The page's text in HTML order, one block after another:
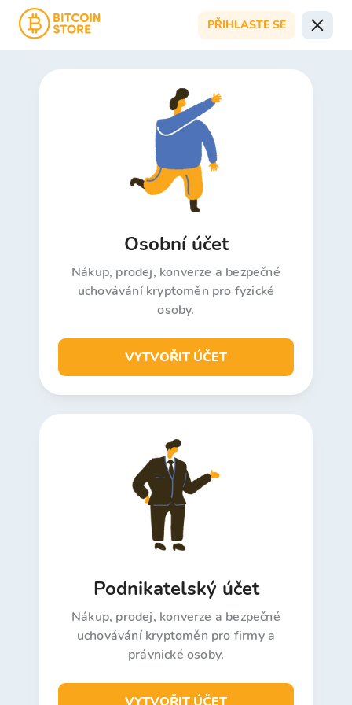
PŘIHLASTE SE
Osobní účet
Nákup, prodej, konverze a bezpečné
uchovávání kryptoměn pro fyzické
osoby.
VYTVOŘIT ÚČET
Podnikatelský účet
Nákup, prodej, konverze a bezpečné
uchovávání kryptoměn pro firmy a
právnické osoby.